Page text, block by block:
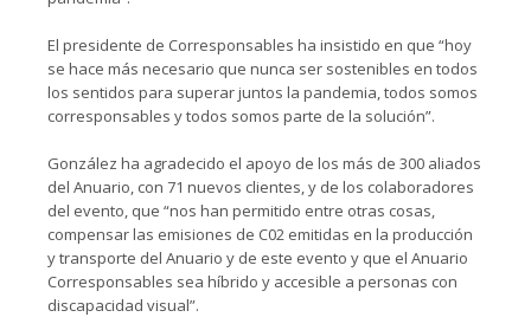
El presidente de Corresponsables ha insistido en que “hoy
se hace más necesario que nunca ser sostenibles en todos
los sentidos para superar juntos la pandemia, todos somos
corresponsables y todos somos parte de la solución”.
González ha agradecido el apoyo de los más de 300 aliados
del Anuario, con 71 nuevos clientes, y de los colaboradores
del evento, que “nos han permitido entre otras cosas,
compensar las emisiones de C02 emitidas en la producción
y transporte del Anuario y de este evento y que el Anuario
Corresponsables sea híbrido y accesible a personas con
discapacidad visual”.